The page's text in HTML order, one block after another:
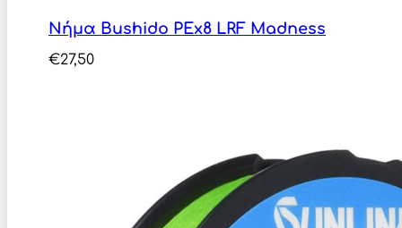
Νήμα Bushido ΡΕx8 LRF Madness
€27,50